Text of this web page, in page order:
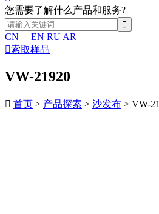
您需要了解什么产品和服务?
CN | EN RU AR
索取样品
VW-21920
 首页 > 产品探索 > 沙发布 > VW-